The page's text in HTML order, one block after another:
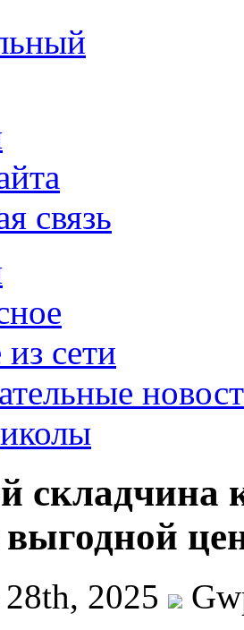
связь
сети
складчина
2025